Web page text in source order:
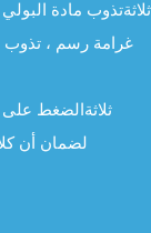
ثلاثةتذوب مادة
غرامة رسم ، تذوب
ثلاثةالضغط على
لضمان أن